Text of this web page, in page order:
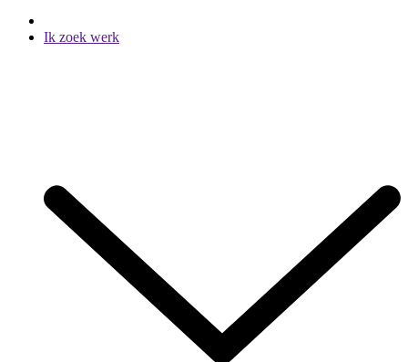
Ik zoek werk